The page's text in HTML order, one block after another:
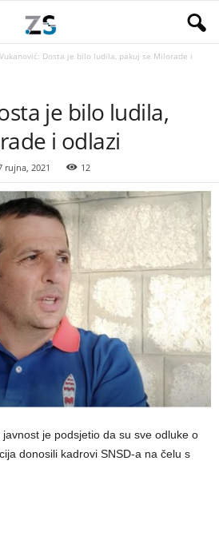
Vukanović: Dosta je bilo ludila, pakuj se Milorade i
je bilo ludila,
i odlazi
rujna, 2021 12
je podsjetio da su sve odluke o
donosili kadrovi SNSD-a na čelu s